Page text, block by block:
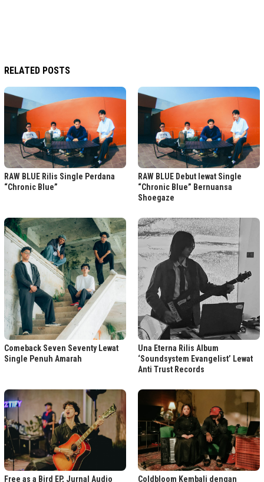
RELATED POSTS
RAW BLUE Rilis Single Perdana
“Chronic Blue”
RAW BLUE Debut lewat Single
“Chronic Blue” Bernuansa
Shoegaze
Comeback Seven Seventy Lewat
Single Penuh Amarah
Una Eterna Rilis Album
‘Soundsystem Evangelist’ Lewat
Anti Trust Records
Free as a Bird EP, Jurnal Audio
Coldbloom Kembali dengan